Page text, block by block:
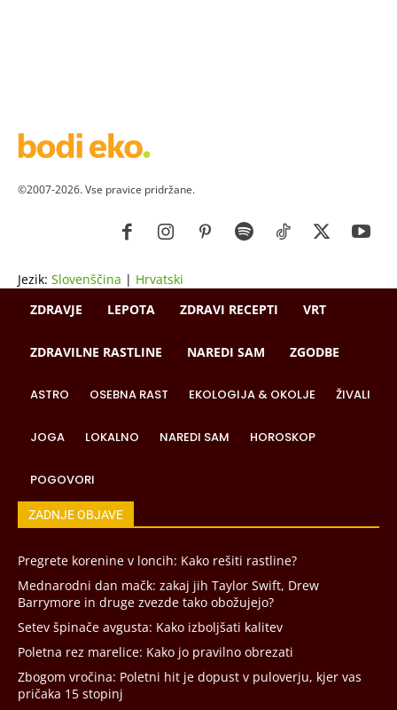
©2007-2026. Vse pravice pridržane.
Jezik: Slovenščina | Hrvatski
ZDRAVJE
LEPOTA ZDRAVI RECEPTI VRT
ZDRAVILNE RASTLINE NAREDI SAM ZGODBE
ASTRO OSEBNA RAST EKOLOGIJA & OKOLJE ŽIVALI
JOGA LOKALNO NAREDI SAM HOROSKOP
POGOVORI
ZADNJE OBJAVE
Pregrete korenine v loncih: Kako rešiti rastline?
Mednarodni dan mačk: zakaj jih Taylor Swift, Drew
Barrymore in druge zvezde tako obožujejo?
Setev špinače avgusta: Kako izboljšati kalitev
Poletna rez marelice: Kako jo pravilno obrezati
Zbogom vročina: Poletni hit je dopust v puloverju, kjer vas
pričaka 15 stopinj